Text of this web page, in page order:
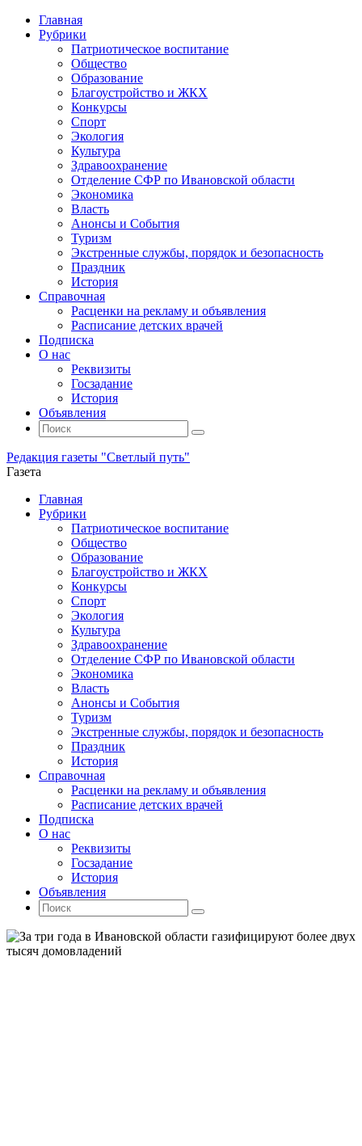
Главная
Рубрики
Патриотическое воспитание
Общество
Образование
Благоустройство и ЖКХ
Конкурсы
Спорт
Экология
Культура
Здравоохранение
Отделение СФР по Ивановской области
Экономика
Власть
Анонсы и События
Туризм
Экстренные службы, порядок и безопасность
Праздник
История
Справочная
Расценки на рекламу и объявления
Расписание детских врачей
Подписка
О нас
Реквизиты
Госзадание
История
Объявления
Поиск
Искать:
Поиск
Редакция газеты "Светлый путь"
Газета
Промотать
содержимому
Главная
Рубрики
Патриотическое воспитание
Общество
Образование
Благоустройство и ЖКХ
Конкурсы
Спорт
Экология
Культура
Здравоохранение
Отделение СФР по Ивановской области
Экономика
Власть
Анонсы и События
Туризм
Экстренные службы, порядок и безопасность
Праздник
История
Справочная
Расценки на рекламу и объявления
Расписание детских врачей
Подписка
О нас
Реквизиты
Госзадание
История
Объявления
Поиск
Искать:
Поиск